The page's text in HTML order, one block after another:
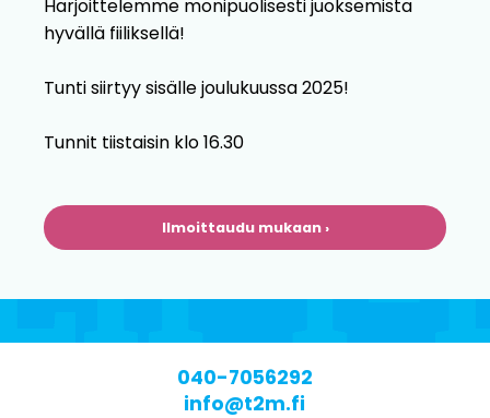
Harjoittelemme monipuolisesti juoksemista
hyvällä fiiliksellä!
Tunti siirtyy sisälle joulukuussa 2025!
Tunnit tiistaisin klo 16.30
Ilmoittaudu mukaan ›
040-7056292
info@t2m.fi